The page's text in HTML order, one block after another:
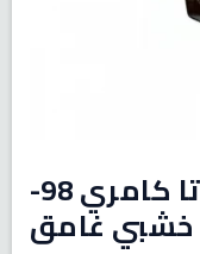
ديكور مسجل تويوتا كامري 98-